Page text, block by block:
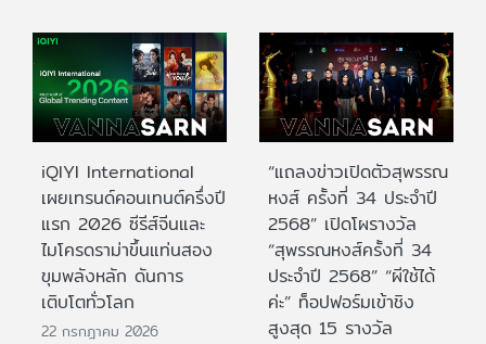
iQIYI International
เผยเทรนด์คอนเทนต์ครึ่งปี
แรก 2026 ซีรีส์จีนและ
ไมโครดราม่าขึ้นแท่นสอง
ขุมพลังหลัก ดันการ
เติบโตทั่วโลก
22 กรกฎาคม 2026
“แถลงข่าวเปิดตัวสุพรรณ
หงส์ ครั้งที่ 34 ประจำปี
2568” เปิดโผรางวัล
“สุพรรณหงส์ครั้งที่ 34
ประจำปี 2568” “ผีใช้ได้
ค่ะ” ท็อปฟอร์มเข้าชิง
สูงสุด 15 รางวัล